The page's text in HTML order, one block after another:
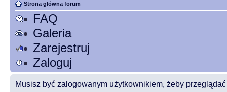
Strona główna forum
FAQ
Galeria
Zarejestruj
Zaloguj
Musisz być zalogowanym użytkownikiem, żeby przeglądać